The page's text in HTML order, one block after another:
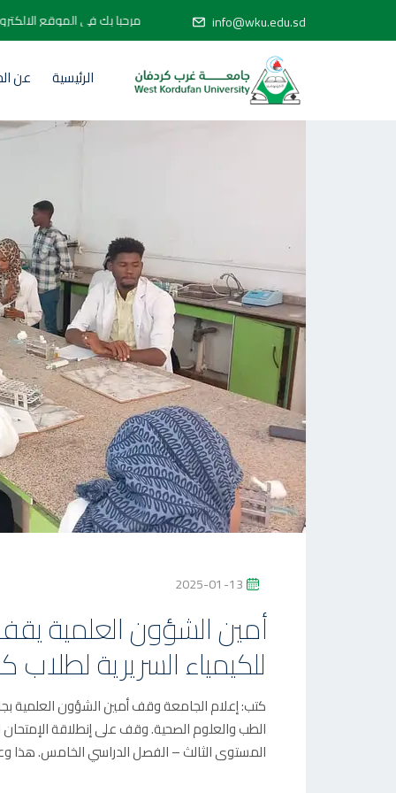
info@wku.edu.sd مرحبا بك في الموقع
الرئيسية عن
P
S
T
E
D
O
N
2025-01-13
أمين الشؤون العلمية
للكيمياء السريرية لطلاب
كتب: إعلام الجامعة وقف أمين الشؤون العلمية
الطب والعلوم الصحية. وقف على إنطلاقة
المستوى الثالث – الفصل الدراسي الخامس. هذا